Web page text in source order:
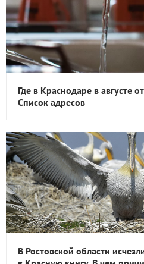
Где в Краснодаре в августе
Список адресов
В Ростовской области